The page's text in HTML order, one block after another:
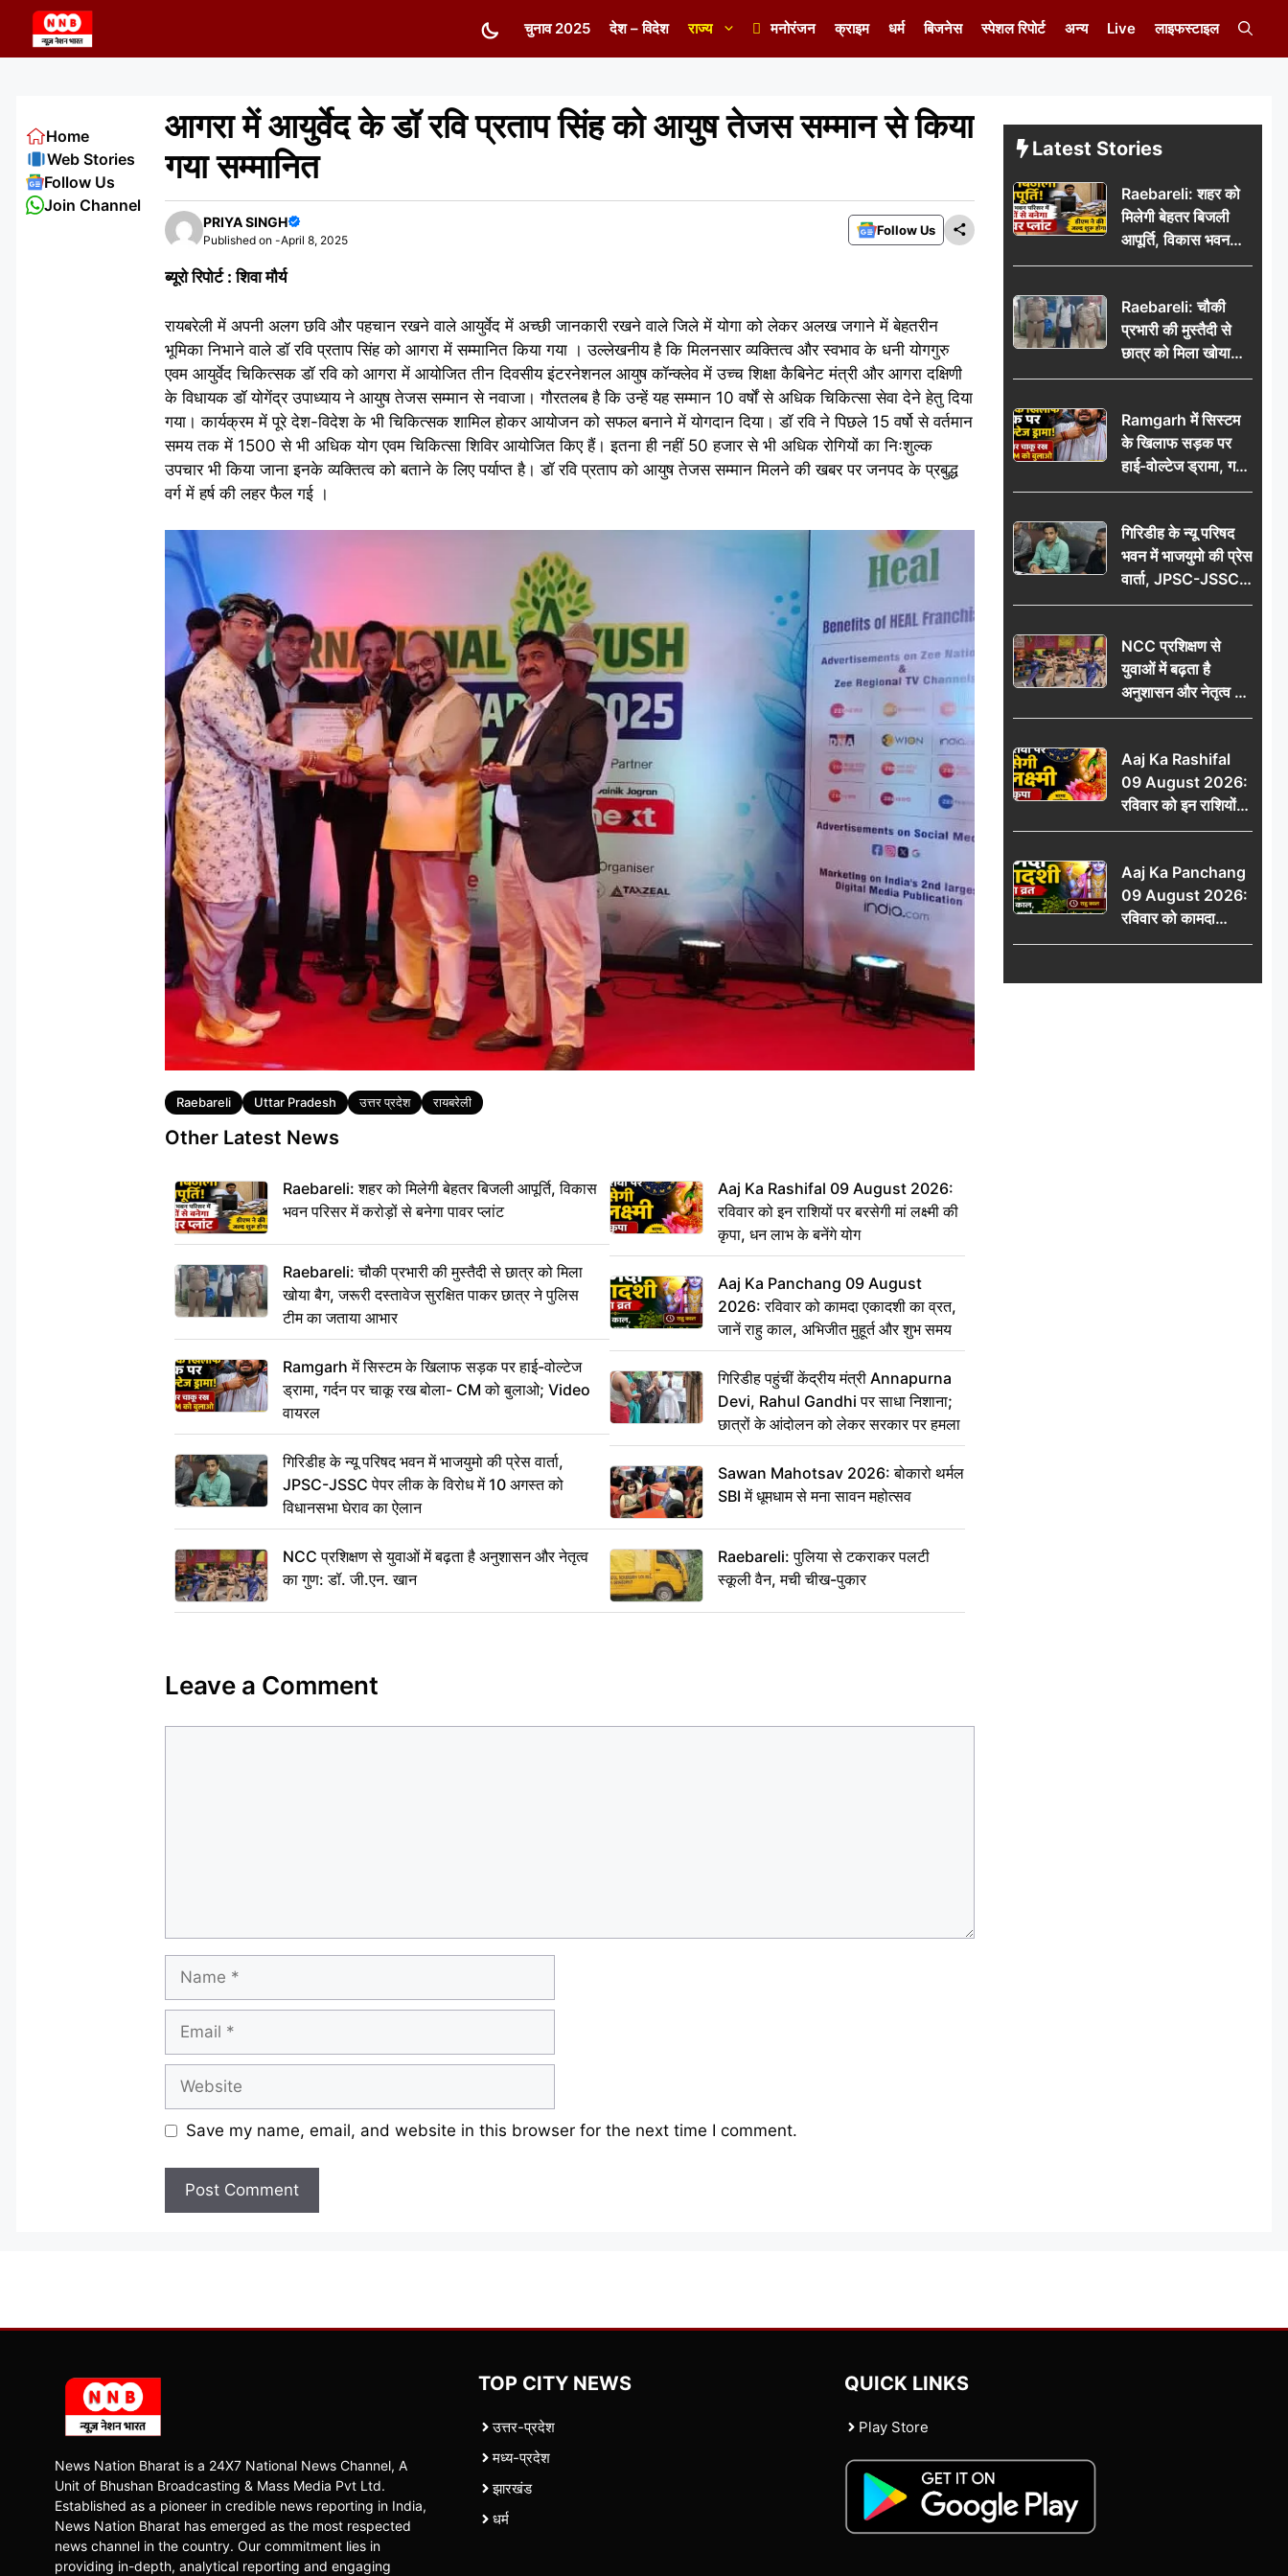
content
चुनाव 2025 देश – विदेश राज्य मनोरंजन क्राइम धर्म बिजनेस स्पेशल रिपोर्ट अन्य Live लाइफस्टाइल
आगरा में आयुर्वेद के डॉ रवि प्रताप सिंह को आयुष तेजस सम्मान से किया
गया सम्मानित
PRIYA SINGH
Published on -April 8, 2025
Follow Us
ब्यूरो रिपोर्ट : शिवा मौर्य
रायबरेली में अपनी अलग छवि और पहचान रखने वाले आयुर्वेद में अच्छी जानकारी रखने वाले जिले में योगा को लेकर अलख जगाने में बेहतरीन
भूमिका निभाने वाले डॉ रवि प्रताप सिंह को आगरा में सम्मानित किया गया । उल्लेखनीय है कि मिलनसार व्यक्तित्व और स्वभाव के धनी योगगुरु
एवम आयुर्वेद चिकित्सक डॉ रवि को आगरा में आयोजित तीन दिवसीय इंटरनेशनल आयुष कॉन्क्लेव में उच्च शिक्षा कैबिनेट मंत्री और आगरा दक्षिणी
के विधायक डॉ योगेंद्र उपाध्याय ने आयुष तेजस सम्मान से नवाजा। गौरतलब है कि उन्हें यह सम्मान 10 वर्षों से अधिक चिकित्सा सेवा देने हेतु दिया
गया। कार्यक्रम में पूरे देश-विदेश के भी चिकित्सक शामिल होकर आयोजन को सफल बनाने में योगदान दिया। डॉ रवि ने पिछले 15 वर्षो से वर्तमान
समय तक में 1500 से भी अधिक योग एवम चिकित्सा शिविर आयोजित किए हैं। इतना ही नहीं 50 हजार से भी अधिक रोगियों का निःशुल्क
उपचार भी किया जाना इनके व्यक्तित्व को बताने के लिए पर्याप्त है। डॉ रवि प्रताप को आयुष तेजस सम्मान मिलने की खबर पर जनपद के प्रबुद्ध
वर्ग में हर्ष की लहर फैल गई ।
Tags
Raebareli Uttar Pradesh उत्तर प्रदेश रायबरेली
Other Latest News
Raebareli: शहर को मिलेगी बेहतर बिजली आपूर्ति, विकास
भवन परिसर में करोड़ों से बनेगा पावर प्लांट
Raebareli: चौकी प्रभारी की मुस्तैदी से छात्र को मिला
खोया बैग, जरूरी दस्तावेज सुरक्षित पाकर छात्र ने पुलिस
टीम का जताया आभार
Ramgarh में सिस्टम के खिलाफ सड़क पर हाई-वोल्टेज
ड्रामा, गर्दन पर चाकू रख बोला- CM को बुलाओ; Video
वायरल
गिरिडीह के न्यू परिषद भवन में भाजयुमो की प्रेस वार्ता,
JPSC-JSSC पेपर लीक के विरोध में 10 अगस्त को
विधानसभा घेराव का ऐलान
NCC प्रशिक्षण से युवाओं में बढ़ता है अनुशासन और नेतृत्व
का गुण: डॉ. जी.एन. खान
Aaj Ka Rashifal 09 August 2026:
रविवार को इन राशियों पर बरसेगी मां लक्ष्मी की
कृपा, धन लाभ के बनेंगे योग
Aaj Ka Panchang 09 August
2026: रविवार को कामदा एकादशी का व्रत,
जानें राहु काल, अभिजीत मुहूर्त और शुभ समय
गिरिडीह पहुंचीं केंद्रीय मंत्री Annapurna
Devi, Rahul Gandhi पर साधा निशाना;
छात्रों के आंदोलन को लेकर सरकार पर हमला
Sawan Mahotsav 2026: बोकारो थर्मल
SBI में धूमधाम से मना सावन महोत्सव
Raebareli: पुलिया से टकराकर पलटी
स्कूली वैन, मची चीख-पुकार
Leave a Comment
Name
Email
Website
Save my name, email, and website in this browser for the next time I comment.
Home
Web Stories
Follow Us
Join Channel
Latest Stories
Raebareli: शहर को
मिलेगी बेहतर बिजली
आपूर्ति, विकास भवन
परिसर में करोड़ों से
Raebareli: चौकी
प्रभारी की मुस्तैदी से
छात्र को मिला खोया
बैग, जरूरी दस्तावेज
पुलिस टीम का जताया
आभार
Ramgarh में सिस्टम
के खिलाफ सड़क पर
हाई-वोल्टेज ड्रामा, गर्दन
पर चाकू रख बोला- CM
वायरल
गिरिडीह के न्यू परिषद
भवन में भाजयुमो की प्रेस
वार्ता, JPSC-JSSC
पेपर लीक के विरोध में
विधानसभा घेराव का
ऐलान
NCC प्रशिक्षण से
युवाओं में बढ़ता है
अनुशासन और नेतृत्व का
गुण: डॉ. जी.एन. खान
Aaj Ka Rashifal
09 August 2026:
रविवार को इन राशियों
पर बरसेगी मां लक्ष्मी की
योग
Aaj Ka Panchang
09 August 2026:
रविवार को कामदा
एकादशी का व्रत, जानें
और शुभ समय
News Nation Bharat is a 24X7 National News Channel, A
Unit of Bhushan Broadcasting & Mass Media Pvt Ltd.
Established as a pioneer in credible news reporting in India,
News Nation Bharat has emerged as the most respected
news channel in the country. Our commitment lies in
providing in-depth, analytical reporting and engaging
TOP CITY NEWS
उत्तर-प्रदेश
मध्य-प्रदेश
झारखंड
धर्म
QUICK LINKS
Play Store